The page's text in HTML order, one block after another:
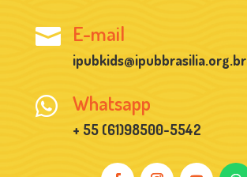
 E-mail
ipubkids@ipubbrasilia.org.br
 Whatsapp
+ 55 (61)98500-5542